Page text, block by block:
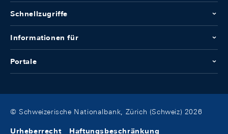
Schnellzugriffe
Informationen für
Portale
© Schweizerische Nationalbank, Zürich (Schweiz) 2026
Urheberrecht Haftungsbeschränkung